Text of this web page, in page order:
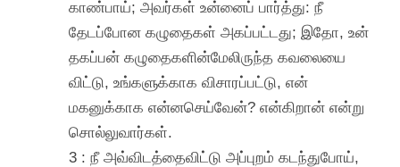
காண்பாய்; அவர்கள் உன்னைப் பார்த்து: நீ
தேடப்போன கழுதைகள் அகப்பட்டது; இதோ, உன்
தகப்பன் கழுதைகளின்மேலிருந்த கவலையை
விட்டு, உங்களுக்காக விசாரப்பட்டு, என்
மகனுக்காக என்னசெய்வேன்? என்கிறான் என்று
சொல்லுவார்கள்.
3 : நீ அவ்விடத்தைவிட்டு அப்புறம் கடந்துபோய்,